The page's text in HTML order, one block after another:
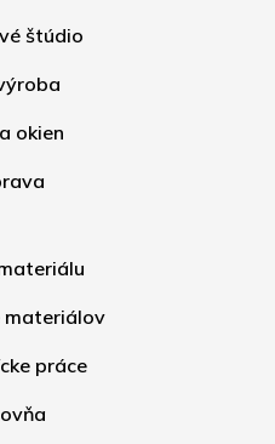
štúdio
okien
materiálov
práce